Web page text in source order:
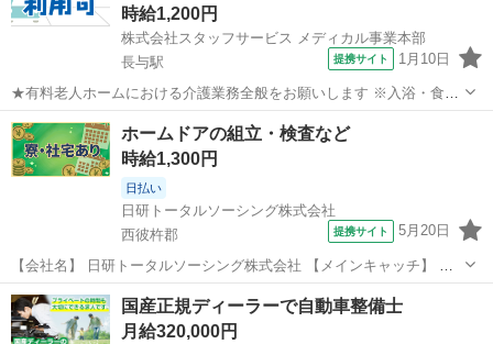
時給1,200円
株式会社スタッフサービス メディカル事業本部
長与駅
提携サイト 1月10日
★有料老人ホームにおける介護業務全般をお願いします ※入浴・食事
介助やオムツ交換など ※その他不随する業務 ■ホームヘルパー2級以
上■交通費支給あり■車通勤OK！ ◆スタッフサービス・メディカル長
崎オフィス【０１２０−５１...
長崎 西彼杵郡 長与駅 介護
ホームドアの組立・検査など
時給1,300円
日払い
日研トータルソーシング株式会社
西彼杵郡
提携サイト 5月20日
【会社名】 日研トータルソーシング株式会社 【メインキャッチ】 ホ
ームドアの組立・検査など 【お仕事内容】 地下鉄のホームドアや電線
の製造。電動ドライバー・ニッパー・圧着工具などを使用した組立、
検査、その他付随する作業。...
長崎 西彼杵郡 工場
国産正規ディーラーで自動車整備士
月給320,000円